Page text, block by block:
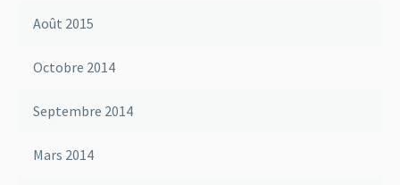
Août 2015
Octobre 2014
Septembre 2014
Mars 2014